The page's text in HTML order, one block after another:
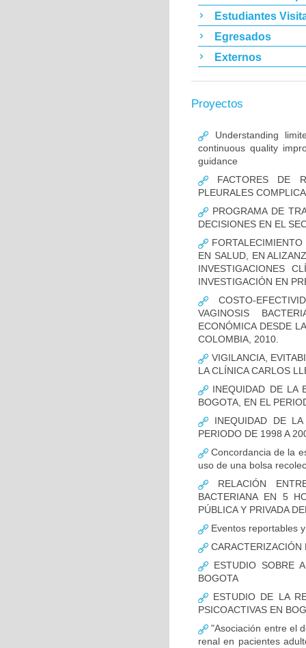
Estudiantes
Egresados
Externos
Proyectos
Understanding
continuous quality
guidance
FACTORES DE
PLEURALES
PROGRAMA DE
DECISIONES EN EL
EN SALUD, EN
INVESTIGACIONES
INVESTIGACIÓN EN
COSTO-
VAGINOSIS
ECONÓMICA DESDE
COLOMBIA, 2010.
VIGILANCIA,
LA CLÍNICA CARLOS
INEQUIDAD DE LA
BOGOTA, EN EL
INEQUIDAD DE
PERIODO DE 1998 A
Concordancia de la
uso de una bolsa
RELACIÓN
BACTERIANA EN 5
PÚBLICA Y PRIVADA
Eventos reportables
CARACTERIZACIÓN
ESTUDIO SOBRE
BOGOTA
ESTUDIO DE LA
PSICOACTIVAS EN
"Asociación entre el
renal en pacientes